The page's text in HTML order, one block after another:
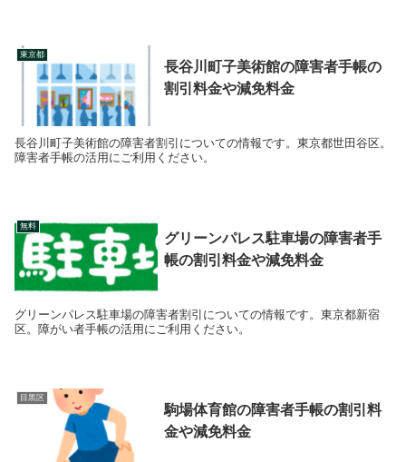
東京都
長谷川町子美術館の障害者手帳の
割引料金や減免料金
長谷川町子美術館の障害者割引についての情報です。東京都世田谷区。
障害者手帳の活用にご利用ください。
無料
グリーンパレス駐車場の障害者手
帳の割引料金や減免料金
グリーンパレス駐車場の障害者割引についての情報です。東京都新宿
区。障がい者手帳の活用にご利用ください。
目黒区
駒場体育館の障害者手帳の割引料
金や減免料金